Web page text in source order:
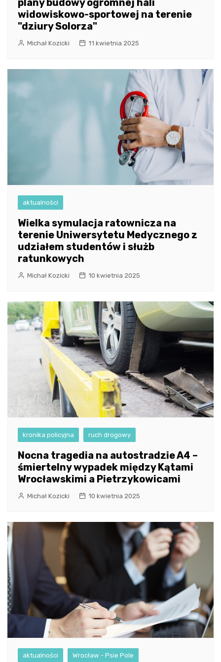
widowiskowo-sportowej na terenie
"dziury Solorza"
Michał Kozicki 11 kwietnia 2025
aktualności
Wielka symulacja ratownicza na
terenie Uniwersytetu Medycznego z
udziałem studentów i służb
ratunkowych
Michał Kozicki 10 kwietnia 2025
kronika policyjna ruch drogowy
Nocna tragedia na autostradzie A4 –
śmiertelny wypadek między Kątami
Wrocławskimi a Pietrzykowicami
Michał Kozicki 10 kwietnia 2025
aktualności Wrocław - Psie Pole